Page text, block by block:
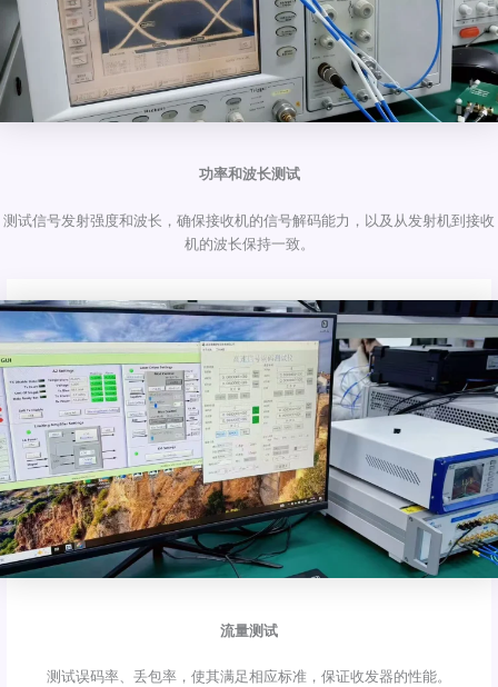
功率和波长测试
测试信号发射强度和波长，确保接收机的信号解码能力，以及从发射机到接收
机的波长保持一致。
流量测试
测试误码率、丢包率，使其满足相应标准，保证收发器的性能。